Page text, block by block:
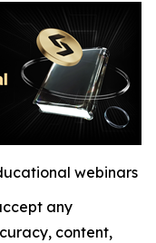
webinars
any
content,